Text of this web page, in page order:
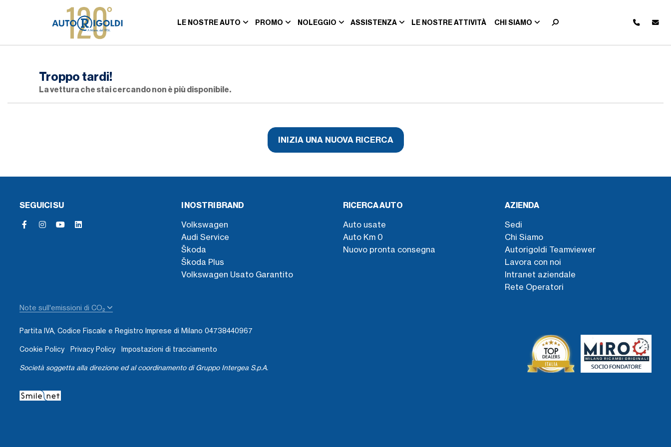
LE NOSTRE AUTO PROMO NOLEGGIO ASSISTENZA LE NOSTRE ATTIVITÀ CHI SIAMO
Troppo tardi!
La vettura che stai cercando non è più disponibile.
INIZIA UNA NUOVA RICERCA
SEGUICI SU I NOSTRI BRAND
Volkswagen
Audi Service
Škoda
Škoda Plus
Volkswagen Usato Garantito
RICERCA AUTO
Auto usate
Auto Km 0
Nuovo pronta consegna
AZIENDA
Sedi
Chi Siamo
Autorigoldi Teamviewer
Lavora con noi
Intranet aziendale
Rete Operatori
Note sull'emissioni di CO₂
Partita IVA, Codice Fiscale e Registro Imprese di Milano 04738440967
Cookie Policy Privacy Policy Impostazioni di tracciamento
Società soggetta alla direzione ed al coordinamento di Gruppo Intergea S.p.A.